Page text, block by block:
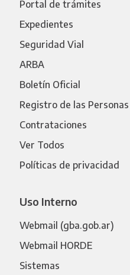
Portal de trámites
Expedientes
Seguridad Vial
ARBA
Boletín Oficial
Registro de las Personas
Contrataciones
Ver Todos
Políticas de privacidad
Uso Interno
Webmail (gba.gob.ar)
Webmail HORDE
Sistemas